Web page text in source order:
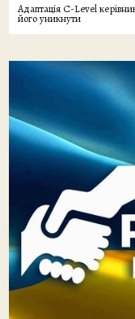
Адаптація C-Level
його уникнути